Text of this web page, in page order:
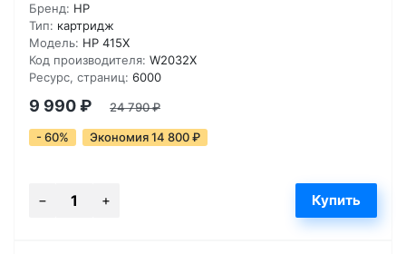
Бренд: HP
Тип: картридж
Модель: HP 415X
Код производителя: W2032X
Ресурс, страниц: 6000
9 990₽ 24 790₽
- 60% Экономия 14 800₽